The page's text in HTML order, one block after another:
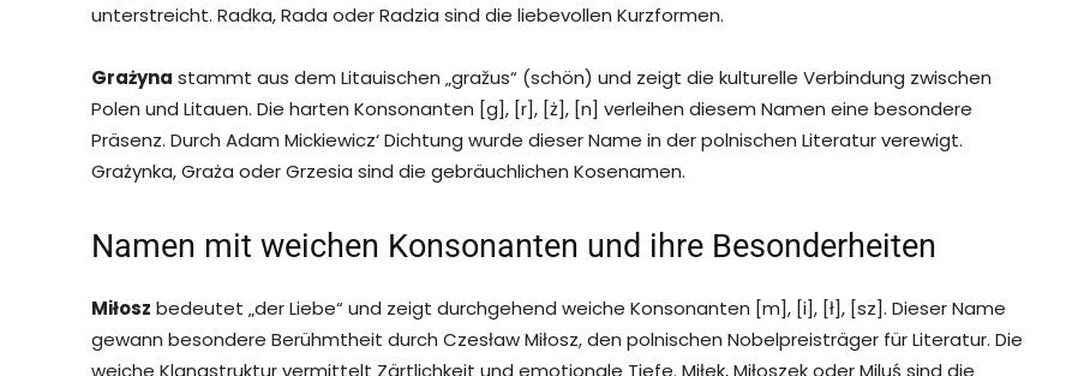
unterstreicht. Radka, Rada oder Radzia sind die liebevollen Kurzformen.
Grażyna stammt aus dem Litauischen „gražus“ (schön) und zeigt die kulturelle Verbindung zwischen
Polen und Litauen. Die harten Konsonanten [g], [r], [ż], [n] verleihen diesem Namen eine besondere
Präsenz. Durch Adam Mickiewicz‘ Dichtung wurde dieser Name in der polnischen Literatur verewigt.
Grażynka, Graża oder Grzesia sind die gebräuchlichen Kosenamen.
Namen mit weichen Konsonanten und ihre Besonderheiten
Miłosz bedeutet „der Liebe“ und zeigt durchgehend weiche Konsonanten [m], [i], [ł], [sz]. Dieser Name
gewann besondere Berühmtheit durch Czesław Miłosz, den polnischen Nobelpreisträger für Literatur. Die
weiche Klangstruktur vermittelt Zärtlichkeit und emotionale Tiefe. Miłek, Miłoszek oder Miluś sind die